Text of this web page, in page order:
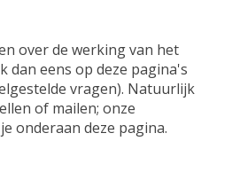
over de werking van het
dan eens op deze pagina's
vragen). Natuurlijk
of mailen; onze
onderaan deze pagina.